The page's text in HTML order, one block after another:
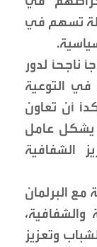
تسهم في
ناجحاً لدور
في التوعية
أن تعاون
يشكل عامل
الشفافية
البرلمان
وتعزيز